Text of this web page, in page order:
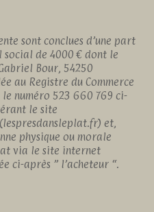
sont conclues d’une part
social de 4000 € dont le
Bour, 54250
au Registre du Commerce
le numéro 523 660 769 ci-
le site
et,
physique ou morale
via le site internet
ci-après ” l’acheteur “.